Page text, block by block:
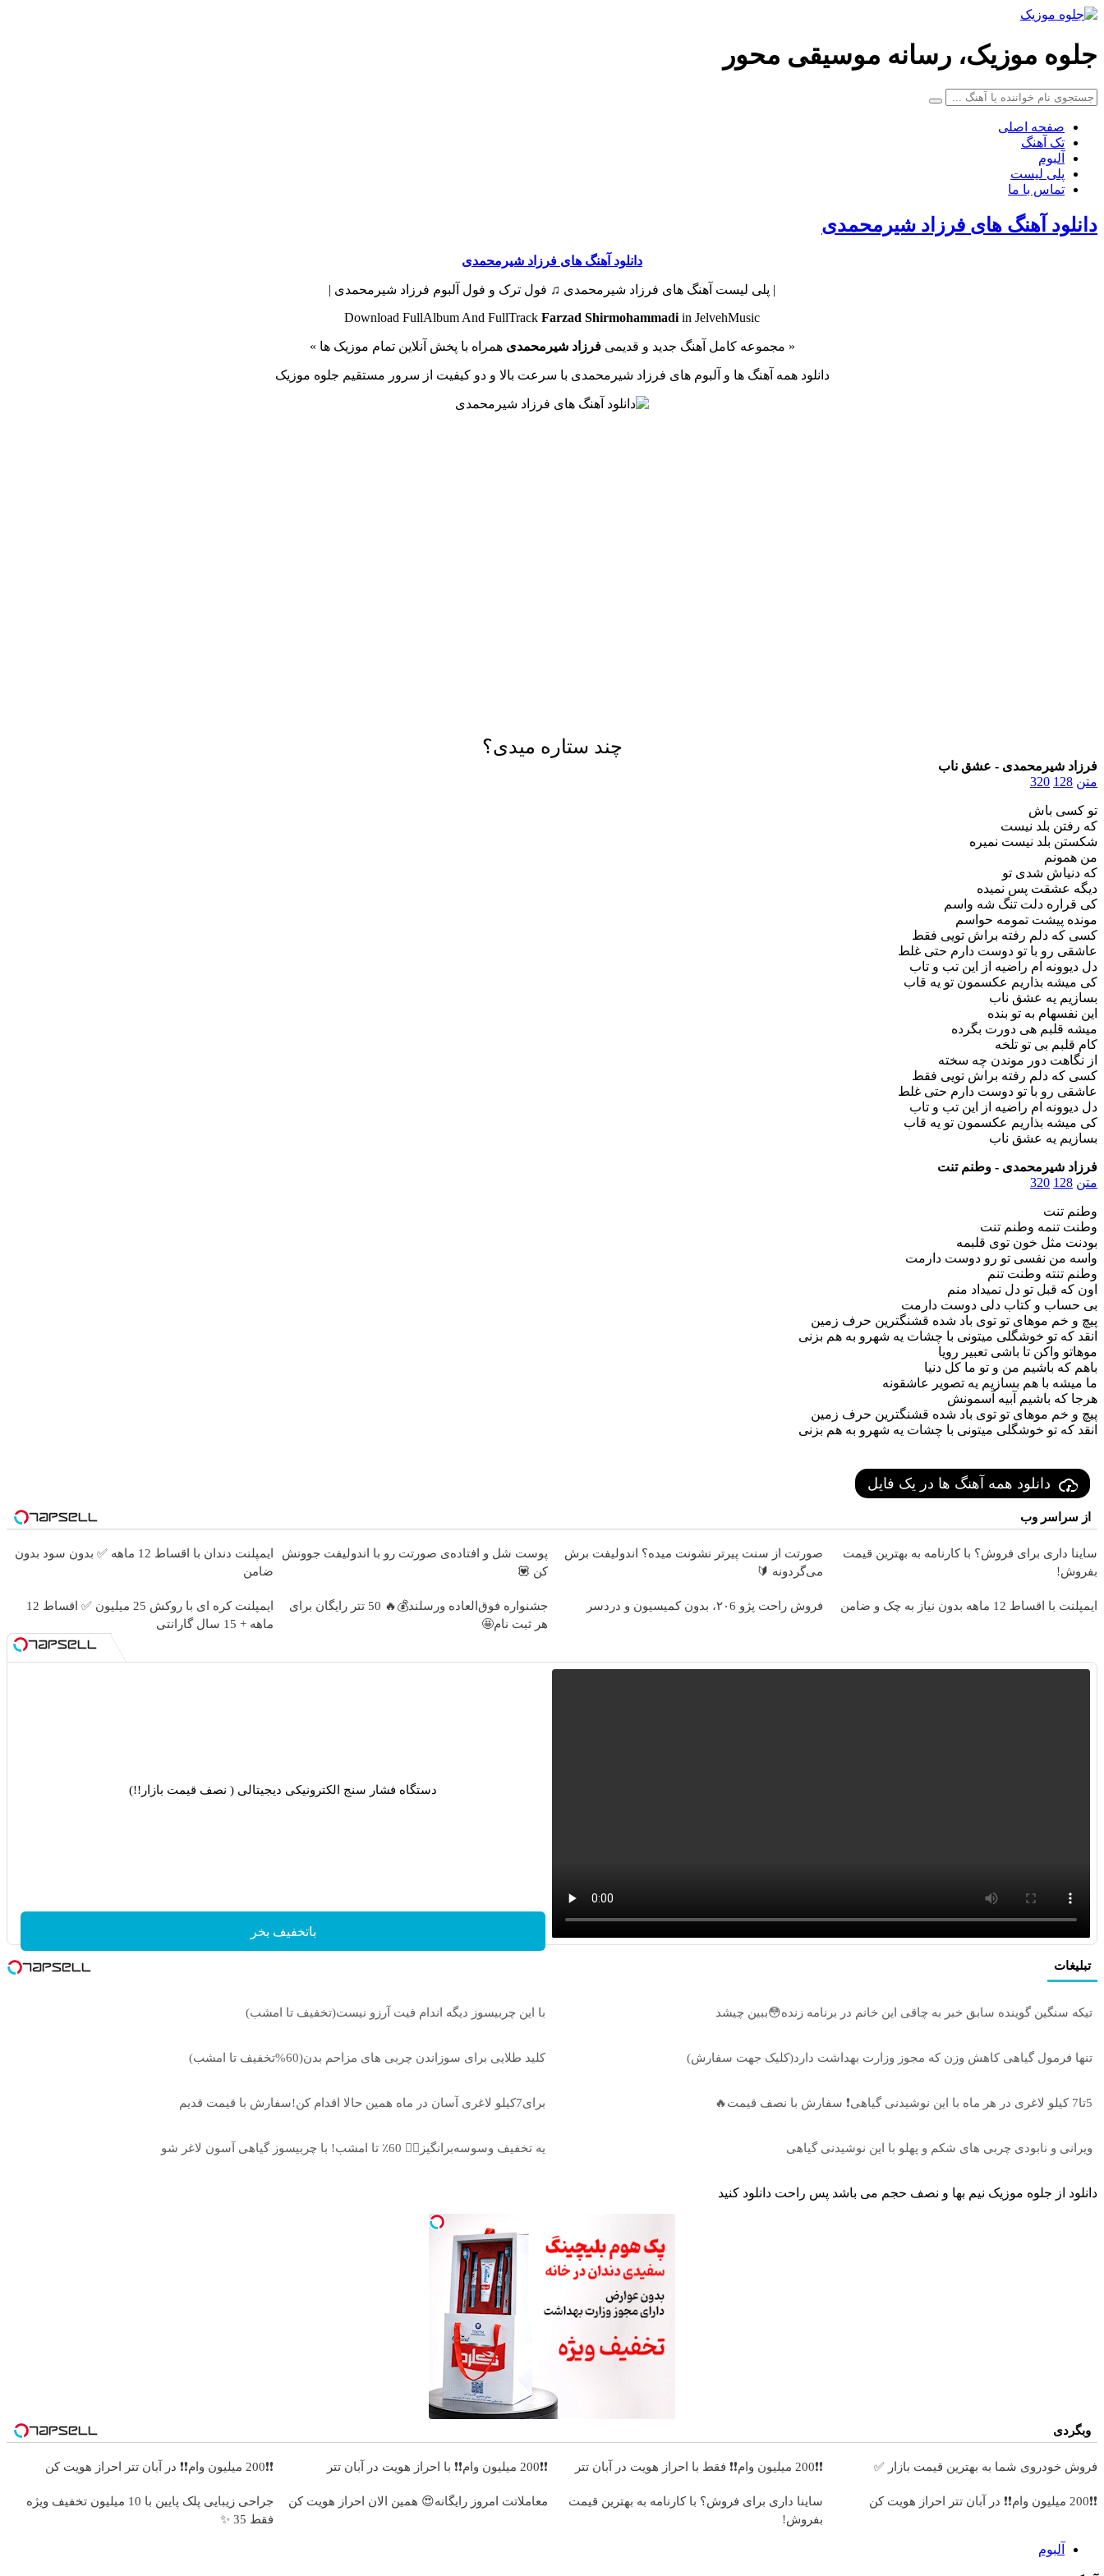
جلوه موزیک، رسانه موسیقی محور
صفحه اصلی
تک آهنگ
آلبوم
پلی لیست
تماس با ما
دانلود آهنگ های فرزاد شیرمحمدی
دانلود آهنگ های فرزاد شیرمحمدی
| پلی لیست آهنگ های فرزاد شیرمحمدی ♫ فول ترک و فول آلبوم فرزاد شیرمحمدی |
Download FullAlbum And FullTrack Farzad Shirmohammadi in JelvehMusic
« مجموعه کامل آهنگ جدید و قدیمیفرزاد شیرمحمدی همراه با پخش آنلاین تمام موزیک ها »
دانلود همه آهنگ ها و آلبوم های فرزاد شیرمحمدی با سرعت بالا و دو کیفیت از سرور مستقیم جلوه موزیک
چند ستاره میدی؟
فرزاد شیرمحمدی - عشق ناب
متن 128
320
تو کسی باش
که رفتن بلد نیست
شکستن بلد نیست نمیره
من همونم
که دنیاش شدی تو
دیگه عشقت پس نمیده
کی قراره دلت تنگ شه واسم
مونده پیشت تمومه حواسم
کسی که دلم رفته براش تویی فقط
عاشقی رو با تو دوست دارم حتی غلط
دل دیوونه ام راضیه از این تب و تاب
کی میشه بذاریم عکسمون تو یه قاب
بسازیم یه عشق ناب
این نفسهام به تو بنده
میشه قلبم هی دورت بگرده
کام قلبم بی تو تلخه
از نگاهت دور موندن چه سخته
کسی که دلم رفته براش تویی فقط
عاشقی رو با تو دوست دارم حتی غلط
دل دیوونه ام راضیه از این تب و تاب
کی میشه بذاریم عکسمون تو یه قاب
بسازیم یه عشق ناب
فرزاد شیرمحمدی - وطنم تنت
متن 128
320
وطنم تنت
وطنت تنمه وطنم تنت
بودنت مثل خون توی قلبمه
واسه من نفسی تو رو دوست دارمت
وطنم تنته وطنت تنم
اون که قبل تو دل نمیداد منم
بی حساب و کتاب دلی دوست دارمت
پیچ و خم موهای تو توی باد شده قشنگترین حرف زمین
انقد که تو خوشگلی میتونی با چشات یه شهرو به هم بزنی
موهاتو واکن تا باشی تعبیر رویا
باهم که باشیم من و تو ما کل دنیا
ما میشه با هم بسازیم یه تصویر عاشقونه
هرجا که باشیم آبیه آسمونش
پیچ و خم موهای تو توی باد شده قشنگترین حرف زمین
انقد که تو خوشگلی میتونی با چشات یه شهرو به هم بزنی
دانلود همه آهنگ ها در یک فایل
از سراسر وب
ساینا داری برای فروش؟ با کارنامه به بهترین قیمت
بفروش!
صورتت از سنت پیرتر نشونت میده؟ اندولیفت برش
می‌گردونه 🔰
پوست شل و افتاده‌ی صورتت رو با اندولیفت جوونش
کن 💟
ایمپلنت دندان با اقساط 12 ماهه ✅ بدون سود بدون
ضامن
ایمپلنت با اقساط 12 ماهه بدون نیاز به چک و ضامن فروش راحت پژو ۲۰6، بدون کمیسیون و دردسر
جشنواره فوق‌العاده ورسلند💰🔥 50 تتر رایگان برای
هر ثبت نام🤩
ایمپلنت کره ای با روکش 25 میلیون ✅ اقساط 12
ماهه + 15 سال گارانتی
دستگاه فشار سنج الکترونیکی دیجیتالی ( نصف قیمت بازار!!)
باتخفیف بخر
تبلیغات
تیکه سنگین گوینده سابق خبر به چاقی این خانم در برنامه زنده😳ببین چیشد با این چربیسوز دیگه اندام فیت آرزو نیست(تخفیف تا امشب)
تنها فرمول گیاهی کاهش وزن که مجوز وزارت بهداشت دارد(کلیک جهت سفارش) کلید طلایی برای سوزاندن چربی های مزاحم بدن(60%تخفیف تا امشب)
5تا7 کیلو لاغری در هر ماه با این نوشیدنی گیاهی❗ سفارش با نصف قیمت🔥 برای7کیلو لاغری آسان در ماه همین حالا اقدام کن!سفارش با قیمت قدیم
ویرانی و نابودی چربی های شکم و پهلو با این نوشیدنی گیاهی یه تخفیف وسوسه‌برانگیز👈🏻 60٪ تا امشب! با چربیسوز گیاهی آسون لاغر شو
دانلود از جلوه موزیک نیم بها و نصف حجم می باشد پس راحت دانلود کنید
وبگردی
فروش خودروی شما به بهترین قیمت بازار ✅ ❗❗200 میلیون وام❗❗ فقط با احراز هویت در آبان تتر ❗❗200 میلیون وام❗❗ با احراز هویت در آبان تتر ❗❗200 میلیون وام❗❗ در آبان تتر احراز هویت کن
❗❗200 میلیون وام❗❗ در آبان تتر احراز هویت کن
ساینا داری برای فروش؟ با کارنامه به بهترین قیمت
بفروش!
معاملاتت امروز رایگانه😍 همین الان احراز هویت کن
جراحی زیبایی پلک پایین با 10 میلیون تخفیف ویژه
فقط 35 ✨
آلبوم